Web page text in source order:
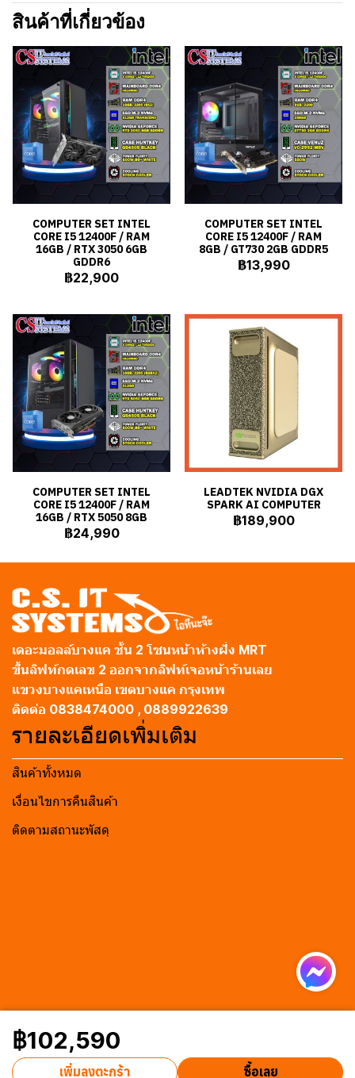
สินค้าที่เกี่ยวข้อง
COMPUTER SET INTEL
CORE I5 12400F / RAM
16GB / RTX 3050 6GB
GDDR6
฿22,900
COMPUTER SET INTEL
CORE I5 12400F / RAM
8GB / GT730 2GB GDDR5
฿13,990
COMPUTER SET INTEL
CORE I5 12400F / RAM
16GB / RTX 5050 8GB
฿24,990
LEADTEK NVIDIA DGX
SPARK AI COMPUTER
฿189,900
฿102,590
เพิ่มลงตะกร้า ซื้อเลย
เดอะมอลล์บางแค ชั้น 2 โซนหน้าห้างฝั่ง MRT
ขึ้นลิฟท์กดเลข 2 ออกจากลิฟท์เจอหน้าร้านเลย
แขวงบางแคเหนือ เขตบางแค กรุงเทพ
ติดต่อ 0838474000 , 0889922639
รายละเอียดเพิ่มเติม
สินค้าทั้งหมด
เงื่อนไขการคืนสินค้า
ติดตามสถานะพัสดุ